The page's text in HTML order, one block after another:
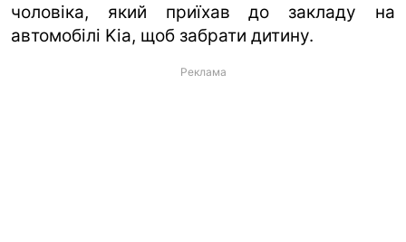
чоловіка, який приїхав до закладу на
автомобілі Kia, щоб забрати дитину.
Реклама